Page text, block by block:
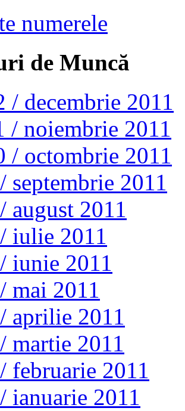
numerele
de Muncă
/ decembrie 2011
/ noiembrie 2011
/ octombrie 2011
septembrie 2011
august 2011
iulie 2011
iunie 2011
mai 2011
aprilie 2011
martie 2011
februarie 2011
ianuarie 2011